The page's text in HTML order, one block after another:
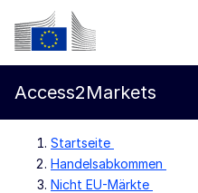
Weiter zum Hauptteil
Europäische Kommission
Access2Markets
Startseite
Handelsabkommen
Nicht EU-Märkte